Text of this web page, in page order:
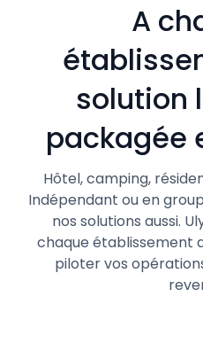
A
solution
packagée
Hôtel, camping,
Indépendant ou en
nos solutions aussi.
chaque établissement
piloter vos